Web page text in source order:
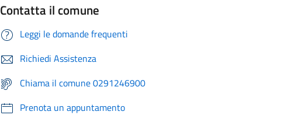
Contatta il comune
Leggi le domande frequenti
Richiedi Assistenza
Chiama il comune 0291246900
Prenota un appuntamento